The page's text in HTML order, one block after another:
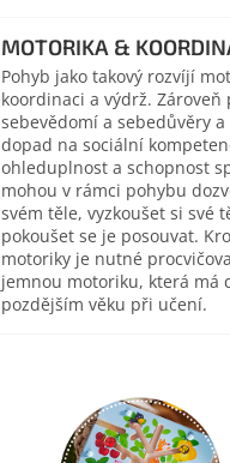
MOTORIKA &
Pohyb jako takový rozvíjí
koordinaci a výdrž.
sebevědomí a sebedůvěry
dopad na sociální
ohleduplnost a schopnost
mohou v rámci pohybu
svém těle, vyzkoušet si své
pokoušet se je posouvat.
motoriky je nutné
jemnou motoriku, která má
pozdějším věku při učení.